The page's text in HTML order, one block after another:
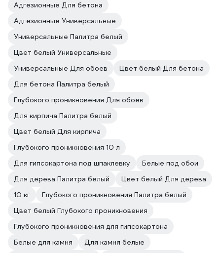
Адгезионные Для бетона
Адгезионные Универсальные
Универсальные Палитра белый
Цвет белый Универсальные
Универсальные Для обоев
Цвет белый Для бетона
Для бетона Палитра белый
Глубокого проникновения Для обоев
Для кирпича Палитра белый
Цвет белый Для кирпича
Глубокого проникновения 10 л
Для гипсокартона под шпаклевку
Белые под обои
Для дерева Палитра белый
Цвет белый Для дерева
10 кг
Глубокого проникновения Палитра белый
Цвет белый Глубокого проникновения
Глубокого проникновения для гипсокартона
Белые для камня
Для камня белые